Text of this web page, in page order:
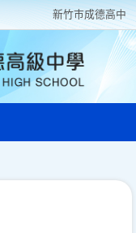
新竹巿成德高中